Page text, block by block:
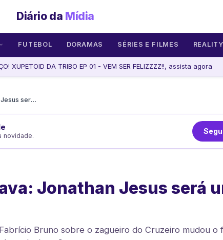
Diário da Mídia
FUTEBOL DORAMAS SÉRIES E FILMES REALITY
XUPETOID DA TRIBO EP 01 - VEM SER FELIZZZZ!!, assista agora
Fabrício Bruno crava: Jonathan Jesus será um dos maiores
novidade.
Jonathan Jesus será
Bruno sobre o zagueiro do Cruzeiro mudou o